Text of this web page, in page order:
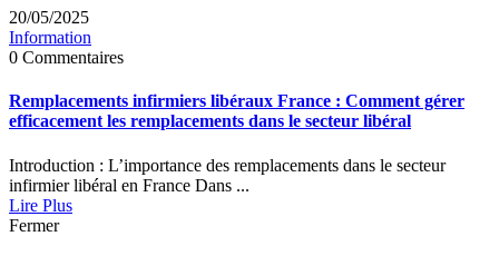
20/05/2025
Information
0 Commentaires
Remplacements infirmiers libéraux France : Comment gérer
efficacement les remplacements dans le secteur libéral
Introduction : L’importance des remplacements dans le secteur
infirmier libéral en France Dans ...
Lire Plus
Fermer